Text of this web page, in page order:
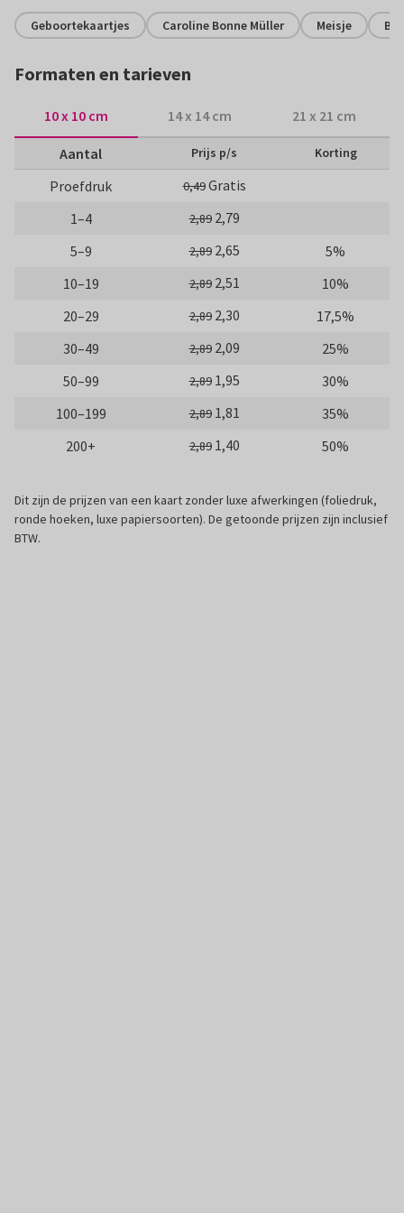
Geboortekaartjes Caroline Bonne Müller Meisje
Formaten en tarieven
10 x 10 cm 14 x 14 cm 21 x 21 cm
Aantal Prijs p/s Korting
Proefdruk 0,49Gratis
1–4
2,89 2,79
5–9
2,89 2,65
5%
10–19
2,89 2,51
10%
20–29
2,89 2,30
17,5%
30–49
2,89 2,09
25%
50–99
2,89 1,95
30%
100–199
2,89 1,81
35%
200+
2,89 1,40 50%
Dit zijn de prijzen van een kaart zonder luxe afwerkingen (foliedruk,
ronde hoeken, luxe papiersoorten). De getoonde prijzen zijn inclusief
BTW.